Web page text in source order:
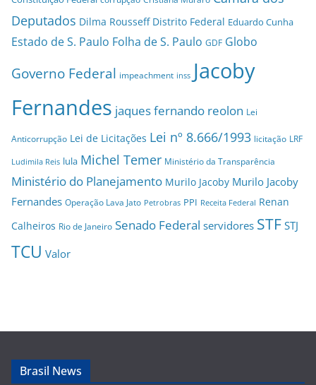
Deputados Dilma Rousseff Distrito Federal Eduardo Cunha
Estado de S. Paulo Folha de S. Paulo GDF Globo
Governo Federal impeachment inss Jacoby
Fernandes jaques fernando reolon Lei
Anticorrupção Lei de Licitações Lei nº 8.666/1993 licitação LRF
Ludimila Reis lula Michel Temer Ministério da Transparência
Ministério do Planejamento Murilo Jacoby Murilo Jacoby
Fernandes Operação Lava Jato Petrobras PPI Receita Federal Renan
Calheiros Rio de Janeiro Senado Federal servidores STF STJ
TCU Valor
Brasil News